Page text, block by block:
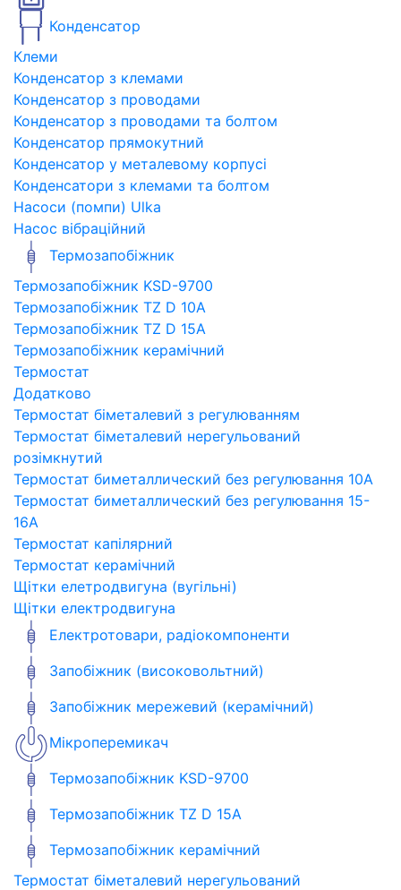
Конденсатор
Клеми
Конденсатор з клемами
Конденсатор з проводами
Конденсатор з проводами та болтом
Конденсатор прямокутний
Конденсатор у металевому корпусі
Конденсатори з клемами та болтом
Насоси (помпи) Ulka
Насос вібраційний
Термозапобіжник
Термозапобіжник KSD-9700
Термозапобіжник TZ D 10A
Термозапобіжник TZ D 15A
Термозапобіжник керамічний
Термостат
Додатково
Термостат біметалевий з регулюванням
Термостат біметалевий нерегульований
розімкнутий
Термостат биметаллический без регулювання 10A
Термостат биметаллический без регулювання 15-
16A
Термостат капілярний
Термостат керамічний
Щітки елетродвигуна (вугільні)
Щітки електродвигуна
Електротовари, радіокомпоненти
Запобіжник (високовольтний)
Запобіжник мережевий (керамічний)
Мікроперемикач
Термозапобіжник KSD-9700
Термозапобіжник TZ D 15A
Термозапобіжник керамічний
Термостат біметалевий нерегульований